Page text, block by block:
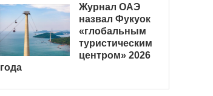
Журнал ОАЭ
назвал Фукуок
«глобальным
туристическим
центром» 2026
года